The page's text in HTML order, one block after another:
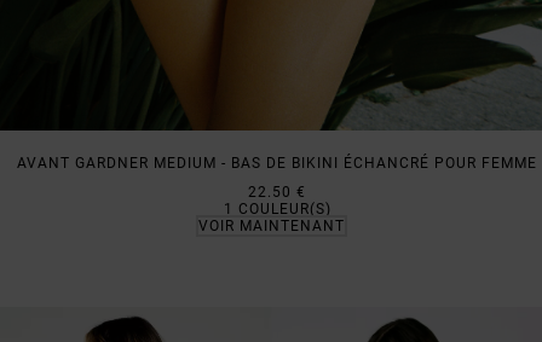
AVANT GARDNER MEDIUM - BAS DE BIKINI ÉCHANCRÉ POUR FEMME
22.50 €
1
COULEUR(S)
VOIR MAINTENANT